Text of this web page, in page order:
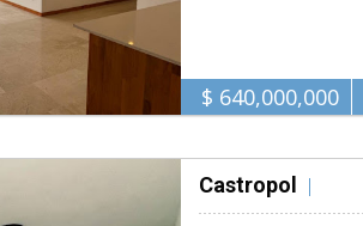
$ 640,000,000
Castropol